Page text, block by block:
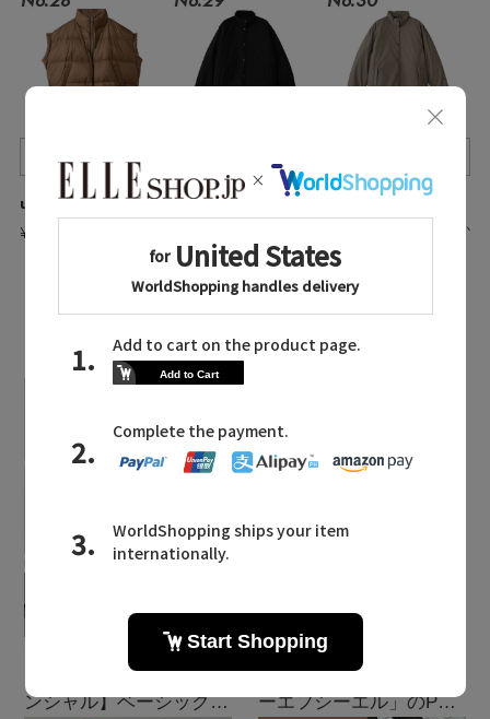
Quick View
upper hights/アッパーハイツ
¥59,400
THE NORTH FACE/ザ・ノース・フェイス
残りわずか
LATEST TOPICS
【エディターズ・エッセ
ンシャル】ベーシックと
2026.07.28
主役級ニットが揃う「シ
ーエフシーエル」のPOP